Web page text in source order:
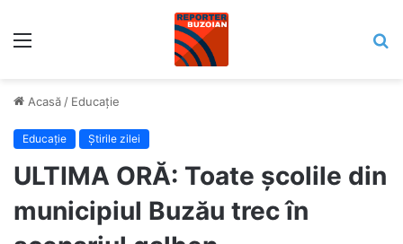
Acasă / Educaţie
Educaţie Știrile zilei
ULTIMA ORĂ: Toate școlile din
municipiul Buzău trec în